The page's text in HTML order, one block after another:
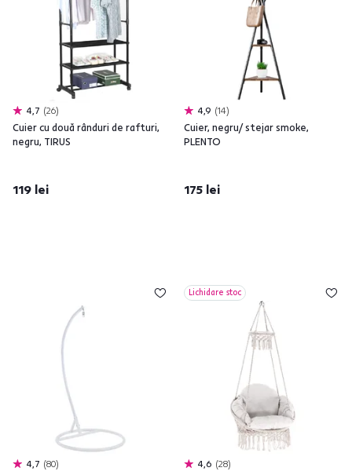
4,7 26
Cuier cu două rânduri de rafturi,
negru, TIRUS
119 lei
4,9 14
Cuier, negru/ stejar smoke,
PLENTO
175 lei
4,7 80
Lichidare stoc
4,6 28